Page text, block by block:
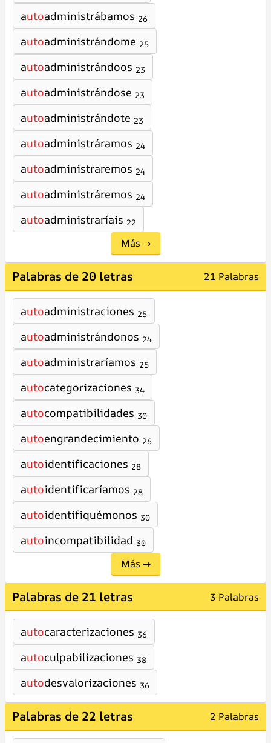
autoadministrábamos 26
autoadministrándome 25
autoadministrándoos 23
autoadministrándose 23
autoadministrándote 23
autoadministráramos 24
autoadministraremos 24
autoadministráremos 24
autoadministraríais 22
Más →
Palabras de 20 letras 21 Palabras
autoadministraciones 25
autoadministrándonos 24
autoadministraríamos 25
autocategorizaciones 34
autocompatibilidades 30
autoengrandecimiento 26
autoidentificaciones 28
autoidentificaríamos 28
autoidentifiquémonos 30
autoincompatibilidad 30
Más →
Palabras de 21 letras 3 Palabras
autocaracterizaciones 36
autoculpabilizaciones 38
autodesvalorizaciones 36
Palabras de 22 letras 2 Palabras